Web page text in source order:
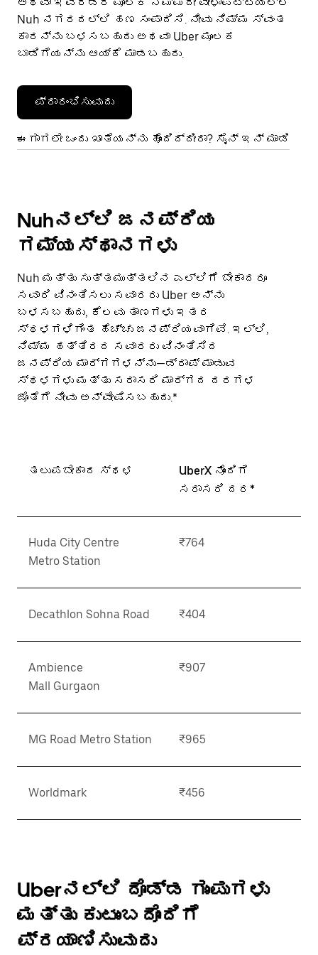
Nuh ನಗರದಲ್ಲಿ ಹಣ ಸಂಪಾದಿಸಿ. ನೀವು ನಿಮ್ಮ ಸ್ವಂತ
ಕಾರನ್ನು ಬಳಸಬಹುದು ಅಥವಾ Uber ಮೂಲಕ
ಬಾಡಿಗೆಯನ್ನು ಆಯ್ಕೆ ಮಾಡಬಹುದು.
ಪ್ರಾರಂಭಿಸುವುದು
ಈಗಾಗಲೇ ಒಂದು ಖಾತೆಯನ್ನು ಹೊಂದಿದ್ದೀರಾ? ಸೈನ್ ಇನ್ ಮಾಡಿ
Nuhನಲ್ಲಿ ಜನಪ್ರಿಯ
ಗಮ್ಯಸ್ಥಾನಗಳು
Nuh ಮತ್ತು ಸುತ್ತಮುತ್ತಲಿನ ಎಲ್ಲಿಗೆ ಬೇಕಾದರೂ
ಸವಾರಿ ವಿನಂತಿಸಲು ಸವಾರರು Uber ಅನ್ನು
ಬಳಸಬಹುದು, ಕೆಲವು ತಾಣಗಳು ಇತರ
ಸ್ಥಳಗಳಿಗಿಂತ ಹೆಚ್ಚು ಜನಪ್ರಿಯವಾಗಿವೆ. ಇಲ್ಲಿ,
ನಿಮ್ಮ ಹತ್ತಿರದ ಸವಾರರು ವಿನಂತಿಸಿದ
ಜನಪ್ರಿಯ ಮಾರ್ಗಗಳನ್ನು—ಡ್ರಾಪ್ ಮಾಡುವ
ಸ್ಥಳಗಳು ಮತ್ತು ಸರಾಸರಿ ಮಾರ್ಗದ ದರಗಳ
ಜೊತೆಗೆ ನೀವು ಅನ್ವೇಷಿಸಬಹುದು.*
ತಲುಪಬೇಕಾದ ಸ್ಥಳ
UberX ನೊಂದಿಗೆ
ಸರಾಸರಿ ದರ*
Huda City Centre
Metro Station
₹764
Decathlon Sohna Road ₹404
Ambience
Mall Gurgaon
₹907
MG Road Metro Station ₹965
Worldmark ₹456
Uberನಲ್ಲಿ ದೊಡ್ಡ ಗುಂಪುಗಳು
ಮತ್ತು ಕುಟುಂಬದೊಂದಿಗೆ
ಪ್ರಯಾಣಿಸುವುದು